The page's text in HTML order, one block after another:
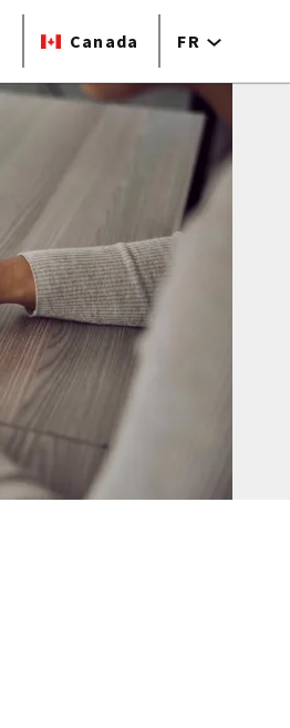
Canada FR